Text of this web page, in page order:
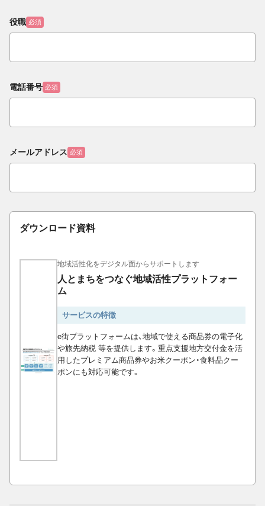
役職 必須
電話番号 必須
メールアドレス 必須
ダウンロード資料
地域活性化をデジタル面からサポートします
人とまちをつなぐ地域活性プラットフォー
ム
サービスの特徴
e街プラットフォームは、地域で使える商品券の電子化
や旅先納税 等を提供します。重点支援地方交付金を活
用したプレミアム商品券やお米クーポン・食料品クー
ポンにも対応可能です。